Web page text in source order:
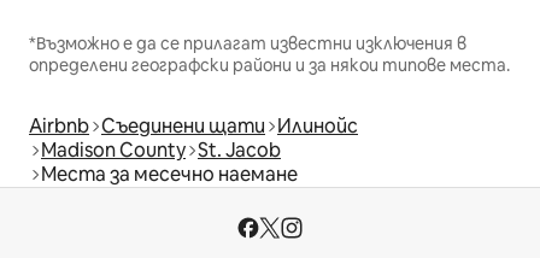
*Възможно е да се прилагат известни изключения в
определени географски райони и за някои типове места.
Airbnb Съединени щати Илинойс
Madison County St. Jacob
Места за месечно наемане